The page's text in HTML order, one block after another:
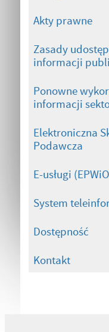
Akty prawne
Zasady
informacji
Ponowne
informacji
Elektroniczna
Podawcza
E-usługi
System
Dostępność
Kontakt